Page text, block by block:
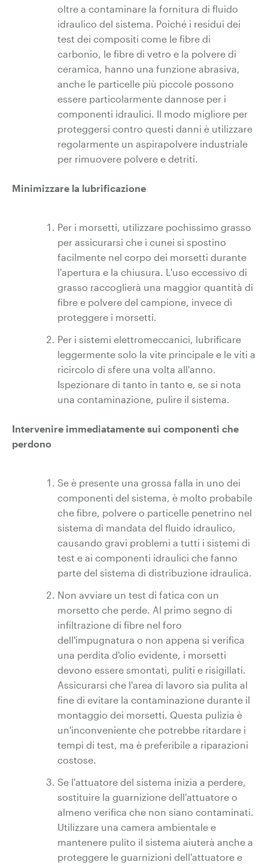
oltre a contaminare la fornitura di fluido
idraulico del sistema. Poiché i residui dei
test dei compositi come le fibre di
carbonio, le fibre di vetro e la polvere di
ceramica, hanno una funzione abrasiva,
anche le particelle più piccole possono
essere particolarmente dannose per i
componenti idraulici. Il modo migliore per
proteggersi contro questi danni è utilizzare
regolarmente un aspirapolvere industriale
per rimuovere polvere e detriti.
Minimizzare la lubrificazione
Per i morsetti, utilizzare pochissimo grasso
per assicurarsi che i cunei si spostino
facilmente nel corpo dei morsetti durante
l'apertura e la chiusura. L'uso eccessivo di
grasso raccoglierà una maggior quantità di
fibre e polvere del campione, invece di
proteggere i morsetti.
Per i sistemi elettromeccanici, lubrificare
leggermente solo la vite principale e le viti a
ricircolo di sfere una volta all'anno.
Ispezionare di tanto in tanto e, se si nota
una contaminazione, pulire il sistema.
Intervenire immediatamente sui componenti che
perdono
Se è presente una grossa falla in uno dei
componenti del sistema, è molto probabile
che fibre, polvere o particelle penetrino nel
sistema di mandata del fluido idraulico,
causando gravi problemi a tutti i sistemi di
test e ai componenti idraulici che fanno
parte del sistema di distribuzione idraulica.
Non avviare un test di fatica con un
morsetto che perde. Al primo segno di
infiltrazione di fibre nel foro
dell'impugnatura o non appena si verifica
una perdita d'olio evidente, i morsetti
devono essere smontati, puliti e risigillati.
Assicurarsi che l'area di lavoro sia pulita al
fine di evitare la contaminazione durante il
montaggio dei morsetti. Questa pulizia è
un'inconveniente che potrebbe ritardare i
tempi di test, ma è preferibile a riparazioni
costose.
Se l'attuatore del sistema inizia a perdere,
sostituire la guarnizione dell'attuatore o
almeno verifica che non siano contaminati.
Utilizzare una camera ambientale e
mantenere pulito il sistema aiuterà anche a
proteggere le guarnizioni dell'attuatore e